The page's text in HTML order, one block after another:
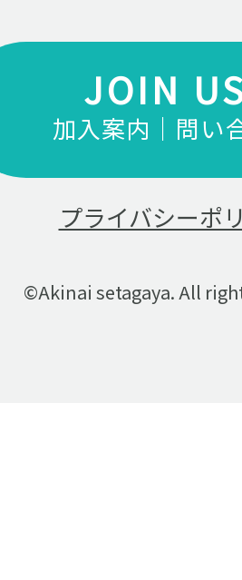
JOIN
加入案内｜問い
プライバシーポ
©Akinai setagaya. All